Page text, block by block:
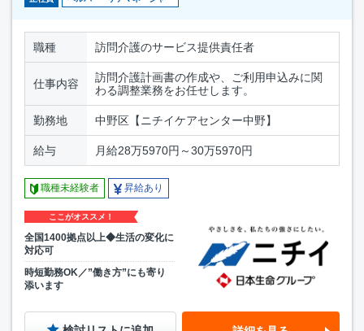
職種 訪問介護のサービス提供責任者
仕事内容
訪問介護計画書の作成や、ご利用申込みに関
わる調整業務をお任せします。
勤務地 中野区【ニチイケアセンター中野】
給与 月給28万5970円～30万5970円
職種未経験者 昇給あり
ここがオススメ！
全国1400拠点以上◆生活の変化に
対応可
時短勤務OK／”働き方”にも寄り
添います